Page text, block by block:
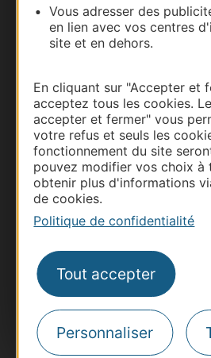
Vous adresser des
en lien avec vos centres
site et en dehors.
En cliquant sur "Accepter et
acceptez tous les cookies.
accepter et fermer" vous
votre refus et seuls les
fonctionnement du site
pouvez modifier vos choix à
obtenir plus d'informations
de cookies.
Politique de confidentialité
Tout accepter
Personnaliser
Documentation
Thermalisme
Business/Mice
Pros d'Occitanie
Site presse et d'influence
Voyagistes
Destination Sport
Inscrivez-vous à la lettre